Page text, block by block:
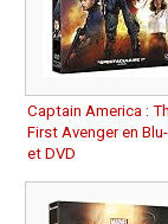
Captain America :
First Avenger en
et DVD